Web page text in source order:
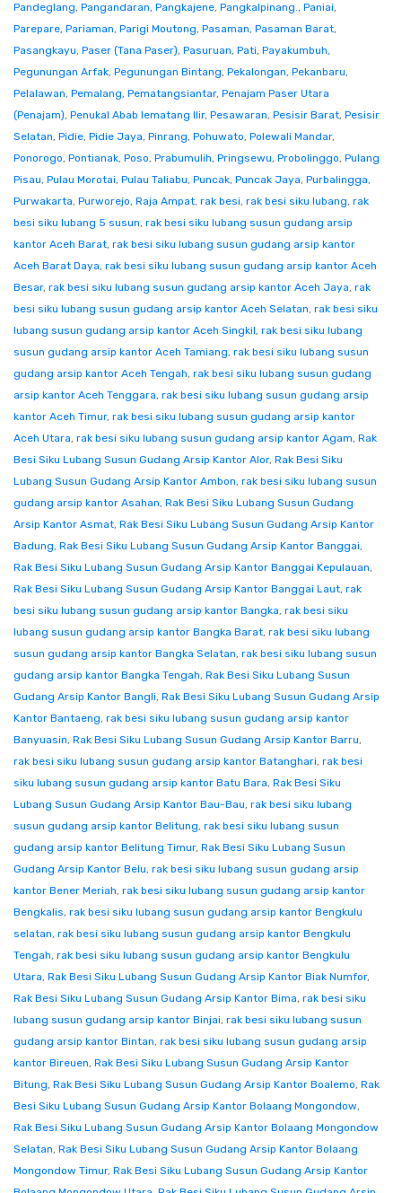
Pandeglang, Pangandaran, Pangkajene, Pangkalpinang., Paniai,
Parepare, Pariaman, Parigi Moutong, Pasaman, Pasaman Barat,
Pasangkayu, Paser (Tana Paser), Pasuruan, Pati, Payakumbuh,
Pegunungan Arfak, Pegunungan Bintang, Pekalongan, Pekanbaru,
Pelalawan, Pemalang, Pematangsiantar, Penajam Paser Utara
(Penajam), Penukal Abab lematang Ilir, Pesawaran, Pesisir Barat, Pesisir
Selatan, Pidie, Pidie Jaya, Pinrang, Pohuwato, Polewali Mandar,
Ponorogo, Pontianak, Poso, Prabumulih, Pringsewu, Probolinggo, Pulang
Pisau, Pulau Morotai, Pulau Taliabu, Puncak, Puncak Jaya, Purbalingga,
Purwakarta, Purworejo, Raja Ampat, rak besi, rak besi siku lubang, rak
besi siku lubang 5 susun, rak besi siku lubang susun gudang arsip
kantor Aceh Barat, rak besi siku lubang susun gudang arsip kantor
Aceh Barat Daya, rak besi siku lubang susun gudang arsip kantor Aceh
Besar, rak besi siku lubang susun gudang arsip kantor Aceh Jaya, rak
besi siku lubang susun gudang arsip kantor Aceh Selatan, rak besi siku
lubang susun gudang arsip kantor Aceh Singkil, rak besi siku lubang
susun gudang arsip kantor Aceh Tamiang, rak besi siku lubang susun
gudang arsip kantor Aceh Tengah, rak besi siku lubang susun gudang
arsip kantor Aceh Tenggara, rak besi siku lubang susun gudang arsip
kantor Aceh Timur, rak besi siku lubang susun gudang arsip kantor
Aceh Utara, rak besi siku lubang susun gudang arsip kantor Agam, Rak
Besi Siku Lubang Susun Gudang Arsip Kantor Alor, Rak Besi Siku
Lubang Susun Gudang Arsip Kantor Ambon, rak besi siku lubang susun
gudang arsip kantor Asahan, Rak Besi Siku Lubang Susun Gudang
Arsip Kantor Asmat, Rak Besi Siku Lubang Susun Gudang Arsip Kantor
Badung, Rak Besi Siku Lubang Susun Gudang Arsip Kantor Banggai,
Rak Besi Siku Lubang Susun Gudang Arsip Kantor Banggai Kepulauan,
Rak Besi Siku Lubang Susun Gudang Arsip Kantor Banggai Laut, rak
besi siku lubang susun gudang arsip kantor Bangka, rak besi siku
lubang susun gudang arsip kantor Bangka Barat, rak besi siku lubang
susun gudang arsip kantor Bangka Selatan, rak besi siku lubang susun
gudang arsip kantor Bangka Tengah, Rak Besi Siku Lubang Susun
Gudang Arsip Kantor Bangli, Rak Besi Siku Lubang Susun Gudang Arsip
Kantor Bantaeng, rak besi siku lubang susun gudang arsip kantor
Banyuasin, Rak Besi Siku Lubang Susun Gudang Arsip Kantor Barru,
rak besi siku lubang susun gudang arsip kantor Batanghari, rak besi
siku lubang susun gudang arsip kantor Batu Bara, Rak Besi Siku
Lubang Susun Gudang Arsip Kantor Bau-Bau, rak besi siku lubang
susun gudang arsip kantor Belitung, rak besi siku lubang susun
gudang arsip kantor Belitung Timur, Rak Besi Siku Lubang Susun
Gudang Arsip Kantor Belu, rak besi siku lubang susun gudang arsip
kantor Bener Meriah, rak besi siku lubang susun gudang arsip kantor
Bengkalis, rak besi siku lubang susun gudang arsip kantor Bengkulu
selatan, rak besi siku lubang susun gudang arsip kantor Bengkulu
Tengah, rak besi siku lubang susun gudang arsip kantor Bengkulu
Utara, Rak Besi Siku Lubang Susun Gudang Arsip Kantor Biak Numfor,
Rak Besi Siku Lubang Susun Gudang Arsip Kantor Bima, rak besi siku
lubang susun gudang arsip kantor Binjai, rak besi siku lubang susun
gudang arsip kantor Bintan, rak besi siku lubang susun gudang arsip
kantor Bireuen, Rak Besi Siku Lubang Susun Gudang Arsip Kantor
Bitung, Rak Besi Siku Lubang Susun Gudang Arsip Kantor Boalemo, Rak
Besi Siku Lubang Susun Gudang Arsip Kantor Bolaang Mongondow,
Rak Besi Siku Lubang Susun Gudang Arsip Kantor Bolaang Mongondow
Selatan, Rak Besi Siku Lubang Susun Gudang Arsip Kantor Bolaang
Mongondow Timur, Rak Besi Siku Lubang Susun Gudang Arsip Kantor